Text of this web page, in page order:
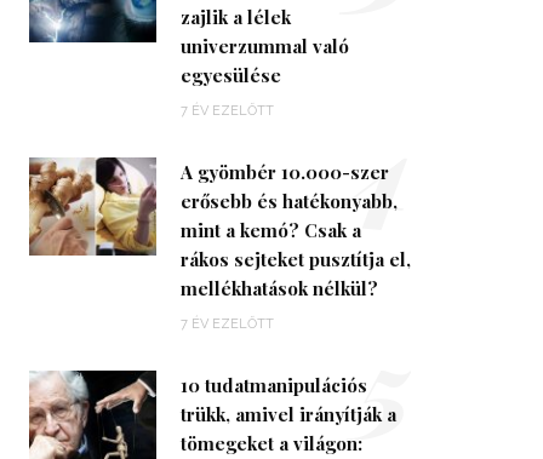
zajlik a lélek
univerzummal való
egyesülése
7 ÉV EZELŐTT
A gyömbér 10.000-szer
erősebb és hatékonyabb,
mint a kemó? Csak a
rákos sejteket pusztítja el,
mellékhatások nélkül?
7 ÉV EZELŐTT
4
10 tudatmanipulációs
trükk, amivel irányítják a
tömegeket a világon:5